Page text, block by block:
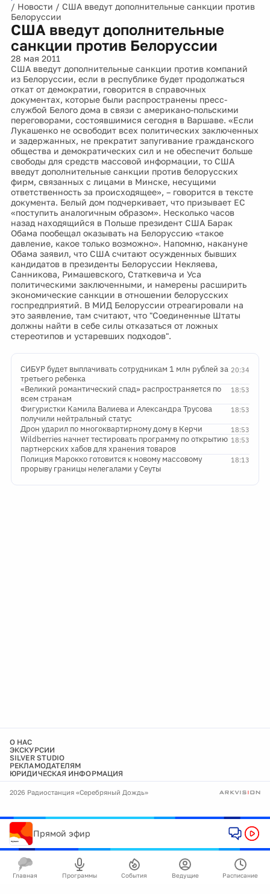
/ Новости / США введут дополнительные санкции против
Белоруссии
США введут дополнительные
санкции против Белоруссии
28 мая 2011
США введут дополнительные санкции против компаний
из Белоруссии, если в республике будет продолжаться
откат от демократии, говорится в справочных
документах, которые были распространены пресс-
службой Белого дома в связи с американо-польскими
переговорами, состоявшимися сегодня в Варшаве. «Если
Лукашенко не освободит всех политических заключенных
и задержанных, не прекратит запугивание гражданского
общества и демократических сил и не обеспечит больше
свободы для средств массовой информации, то США
введут дополнительные санкции против белорусских
фирм, связанных с лицами в Минске, несущими
ответственность за происходящее», – говорится в тексте
документа. Белый дом подчеркивает, что призывает ЕС
«поступить аналогичным образом». Несколько часов
назад находящийся в Польше президент США Барак
Обама пообещал оказывать на Белоруссию «такое
давление, какое только возможно». Напомню, накануне
Обама заявил, что США считают осужденных бывших
кандидатов в президенты Белоруссии Некляева,
Санникова, Римашевского, Статкевича и Уса
политическими заключенными, и намерены расширить
экономические санкции в отношении белорусских
госпредприятий. В МИД Белоруссии отреагировали на
это заявление, там считают, что "Соединенные Штаты
должны найти в себе силы отказаться от ложных
стереотипов и устаревших подходов".
20:34
СИБУР будет выплачивать сотрудникам 1 млн рублей за
третьего ребенка
18:53
«Великий романтический спад» распространяется по
всем странам
18:53
Фигуристки Камила Валиева и Александра Трусова
получили нейтральный статус
18:53
Дрон ударил по многоквартирному дому в Керчи
18:53
Wildberries начнет тестировать программу по открытию
партнерских хабов для хранения товаров
18:13
Полиция Марокко готовится к новому массовому
прорыву границы нелегалами у Сеуты
О НАС
ЭКСКУРСИИ
SILVER STUDIO
РЕКЛАМОДАТЕЛЯМ
ЮРИДИЧЕСКАЯ ИНФОРМАЦИЯ
2026 Радиостанция «Серебряный Дождь»
Прямой эфир
Главная Программы События Ведущие Расписание